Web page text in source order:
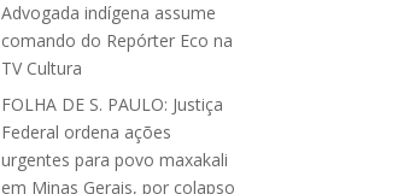
Advogada indígena assume
comando do Repórter Eco na
TV Cultura
FOLHA DE S. PAULO: Justiça
Federal ordena ações
urgentes para povo maxakali
em Minas Gerais, por colapso